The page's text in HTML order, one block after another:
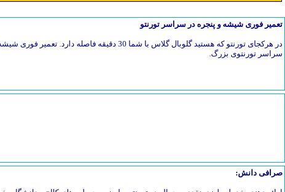
تعمیر فوری شیشه و پنجره در سراسر تورنتو
در هرکجای تورنتو که هستید گلوبال گلاس با شما 30
سراسر تورنتوی بزرگ.
صرافی دانش: